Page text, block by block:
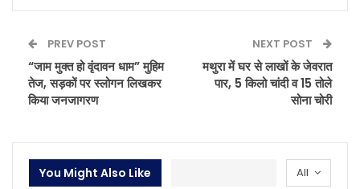
PREV POST
“जाम मुक्त हो वृंदावन धाम” मुहिम
तेज, सड़कों पर स्लोगन लिखकर
किया जनजागरण
NEXT POST
मथुरा में घर से लाखों के जेवरात
पार, 5 किलो चांदी व 15 तोले
सोना चोरी
All
You Might Also Like